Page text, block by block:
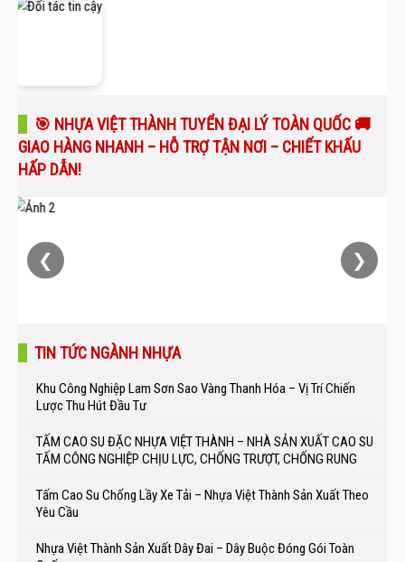
🎯 NHỰA VIỆT THÀNH TUYỂN ĐẠI LÝ TOÀN QUỐC 🚚
GIAO HÀNG NHANH – HỖ TRỢ TẬN NƠI – CHIẾT KHẤU
HẤP DẪN!
❮ ❯
TIN TỨC NGÀNH NHỰA
Khu Công Nghiệp Lam Sơn Sao Vàng Thanh Hóa – Vị Trí Chiến
Lược Thu Hút Đầu Tư
TẤM CAO SU ĐẶC NHỰA VIỆT THÀNH – NHÀ SẢN XUẤT CAO SU
TẤM CÔNG NGHIỆP CHỊU LỰC, CHỐNG TRƯỢT, CHỐNG RUNG
Tấm Cao Su Chống Lầy Xe Tải – Nhựa Việt Thành Sản Xuất Theo
Yêu Cầu
Nhựa Việt Thành Sản Xuất Dây Đai – Dây Buộc Đóng Gói Toàn